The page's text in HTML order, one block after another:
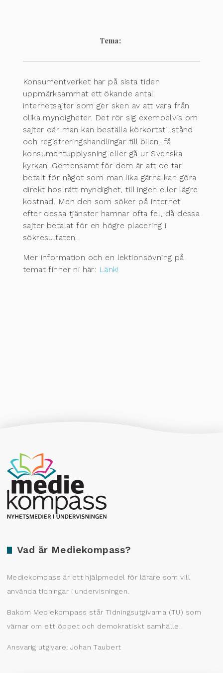
Tema:
Konsumentverket har på sista tiden
uppmärksammat ett ökande antal
internetsajter som ger sken av att vara från
olika myndigheter. Det rör sig exempelvis om
sajter där man kan beställa körkortstillstånd
och registreringshandlingar till bilen, få
konsumentupplysning eller gå ur Svenska
kyrkan. Gemensamt för dem är att de tar
betalt för något som man lika gärna kan göra
direkt hos rätt myndighet, till ingen eller lägre
kostnad. Men den som söker på internet
efter dessa tjänster hamnar ofta fel, då dessa
sajter betalat för en högre placering i
sökresultaten.
Mer information och en lektionsövning på
temat finner ni här: Länk!
Vad är Mediekompass?
Mediekompass är ett hjälpmedel för lärare som vill
använda tidningar i undervisningen.
Bakom Mediekompass står Tidningsutgivarna (TU) som
värnar om ett öppet och demokratiskt samhälle.
Ansvarig utgivare: Johan Taubert
Producerad av Gota Media Brand Studio